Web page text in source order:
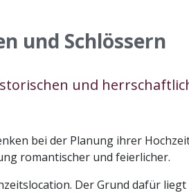
und Schlössern
und
bei der Planung ihrer
romantischer und feierlicher.
Der Grund dafür liegt